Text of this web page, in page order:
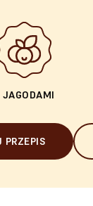
JAGODAMI
PRZEPIS